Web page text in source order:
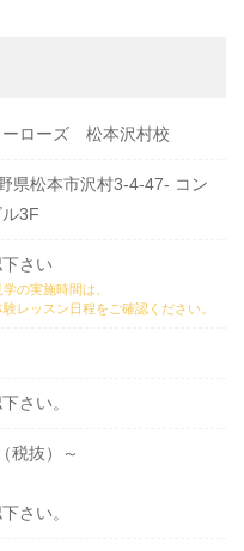
ーローズ 松本沢村校
県松本市沢村3-4-47- コン
3F
さい
の実施時間は、
験レッスン日程をご確認ください。
さい。
税抜）～
さい。